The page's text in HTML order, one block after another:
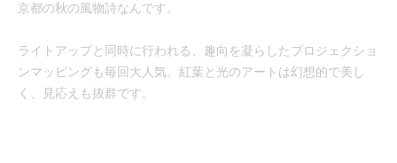
京都の秋の風物詩なんです。
ライトアップと同時に行われる、趣向を凝らしたプロジェクショ
ンマッピングも毎回大人気。紅葉と光のアートは幻想的で美し
く、見応えも抜群です。